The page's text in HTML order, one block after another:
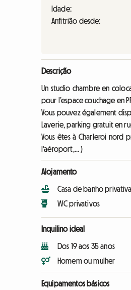
Idade:
Anfitrião desde:
Descrição
Un studio chambre en
pour l’espace couchage en
Vous pouvez également
Laverie, parking gratuit en
Vous êtes à Charleroi nord
l'aéroport,... )
Alojamento
Casa de banho privativa
WC privativos
Inquilino ideal
Dos 19 aos 35 anos
Homem ou mulher
Equipamentos básicos